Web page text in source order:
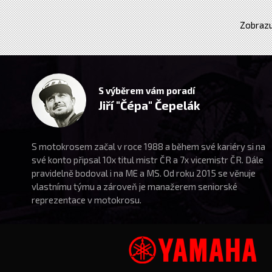
S výběrem vám poradí
Jiří "Čépa" Čepelák
S motokrosem začal v roce 1988 a během své kariéry si na
své konto připsal 10x titul mistr ČR a 7x vicemistr ČR. Dále
pravidelně bodoval i na ME a MS. Od roku 2015 se věnuje
vlastnímu týmu a zároveň je manažerem seniorské
reprezentace v motokrosu.